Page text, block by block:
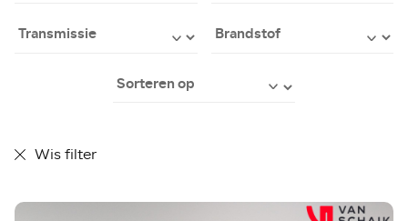
Wis filter